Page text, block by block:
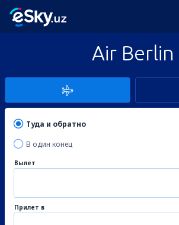
Air Berlin
Туда и обратно
В один конец
Вылет
Прилет в